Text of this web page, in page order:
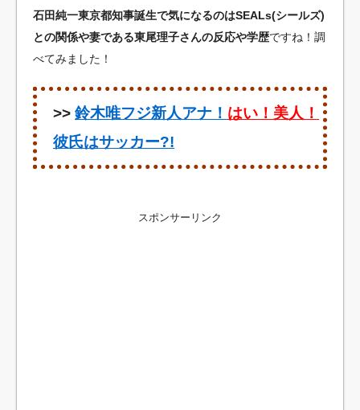
石田純一東京都知事誕生で気になるのはSEALs(シールズ)
との関係や妻である東尾理子さんの反応や学歴ですね！調
べてみました！
>> 鈴木唯フジ新人アナ！ はい！美人！
彼氏はサッカー?!
スポンサーリンク